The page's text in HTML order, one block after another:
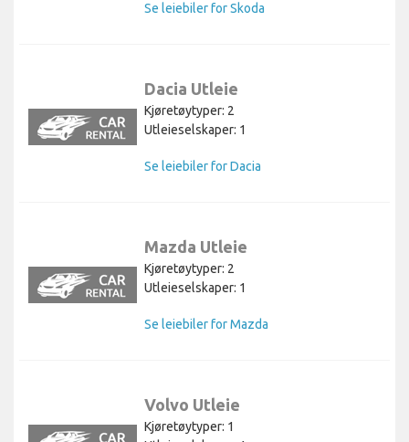
Se leiebiler for Skoda
Dacia Utleie
Kjøretøytyper: 2
Utleieselskaper: 1
Se leiebiler for Dacia
Mazda Utleie
Kjøretøytyper: 2
Utleieselskaper: 1
Se leiebiler for Mazda
Volvo Utleie
Kjøretøytyper: 1